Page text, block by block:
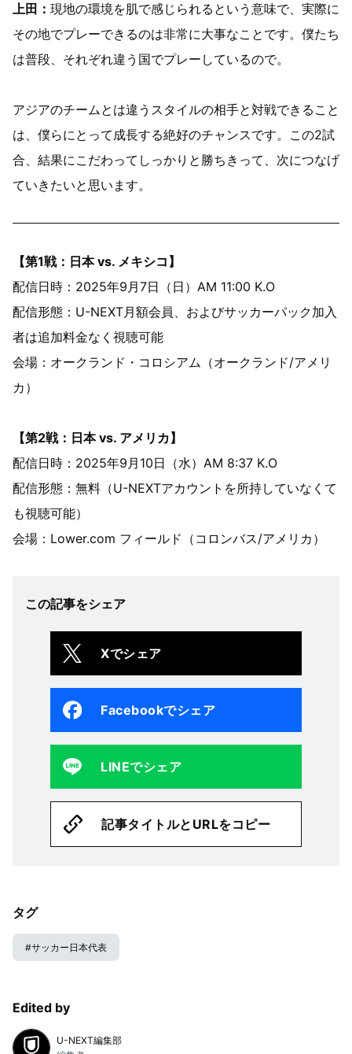
上田： 現地の環境を肌で感じられるという意味で、実際に
その地でプレーできるのは非常に大事なことです。僕たち
は普段、それぞれ違う国でプレーしているので。
アジアのチームとは違うスタイルの相手と対戦できること
は、僕らにとって成長する絶好のチャンスです。この2試
合、結果にこだわってしっかりと勝ちきって、次につなげ
ていきたいと思います。
【第1戦：日本 vs. メキシコ】
配信日時：2025年9月7日（日）AM 11:00 K.O
配信形態：U-NEXT月額会員、およびサッカーパック加入
者は追加料金なく視聴可能
会場：オークランド・コロシアム（オークランド/アメリ
カ）
【第2戦：日本 vs. アメリカ】
配信日時：2025年9月10日（水）AM 8:37 K.O
配信形態：無料（U-NEXTアカウントを所持していなくて
も視聴可能）
会場：Lower.com フィールド（コロンバス/アメリカ）
この記事をシェア
Xでシェア
Facebookでシェア
LINEでシェア
記事タイトルとURLをコピー
タグ
#サッカー日本代表
Edited by
U-NEXT編集部